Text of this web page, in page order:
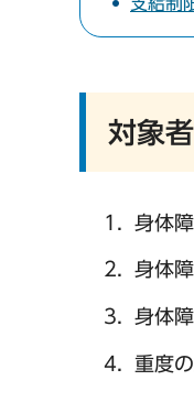
対象者
身体
身体
身体
重度